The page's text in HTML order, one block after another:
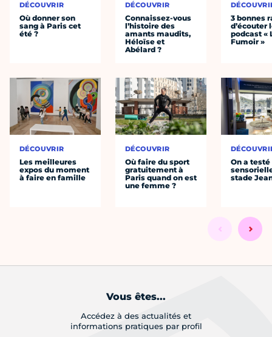
DÉCOUVRIR
Où donner son
sang à Paris cet
été ?
DÉCOUVRIR
Les meilleures
expos du moment
à faire en famille
DÉCOUVRIR
Connaissez-vous
l’histoire des
amants maudits,
Héloïse et
Abélard ?
DÉCOUVRIR
Où faire du sport
gratuitement à
Paris quand on est
une femme ?
3 bonnes
d’écouter
podcast «
Fumoir »
On a
stade
Vous êtes...
Accédez à des actualités et
informations pratiques par profil